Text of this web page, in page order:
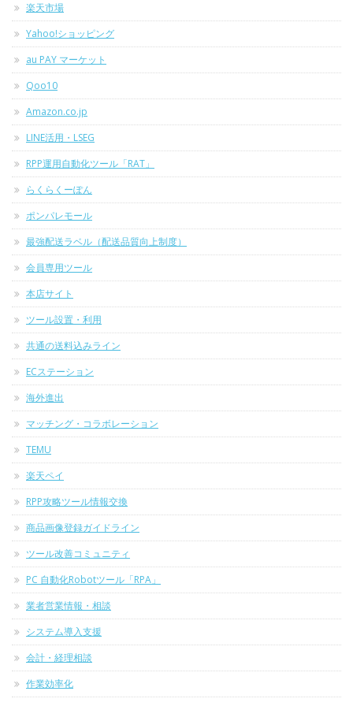
楽天市場
Yahoo!ショッピング
au PAY マーケット
Qoo10
Amazon.co.jp
LINE活用・LSEG
RPP運用自動化ツール「RAT」
らくらくーぽん
ポンパレモール
最強配送ラベル（配送品質向上制度）
会員専用ツール
本店サイト
ツール設置・利用
共通の送料込みライン
ECステーション
海外進出
マッチング・コラボレーション
TEMU
楽天ペイ
RPP攻略ツール情報交換
商品画像登録ガイドライン
ツール改善コミュニティ
PC 自動化Robotツール「RPA」
業者営業情報・相談
システム導入支援
会計・経理相談
作業効率化